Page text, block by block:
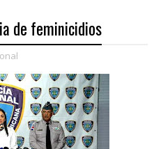
de feminicidios